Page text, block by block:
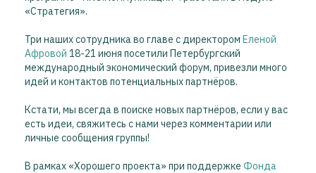
«Стратегия».
Три наших сотрудника во главе с директором Еленой
Афровой 18-21 июня посетили Петербургский
международный экономический форум, привезли много
идей и контактов потенциальных партнёров.
Кстати, мы всегда в поиске новых партнёров, если у вас
есть идеи, свяжитесь с нами через комментарии или
личные сообщения группы!
В рамках «Хорошего проекта» при поддержке Фонда